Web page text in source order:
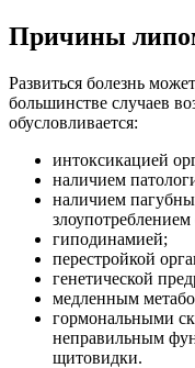
Причины
Развиться болезнь
большинстве случаев
обусловливается:
интоксикацией
наличием
наличием
гиподинамией;
перестройкой
генетической
медленным
гормональными
неправильным
щитовидки.